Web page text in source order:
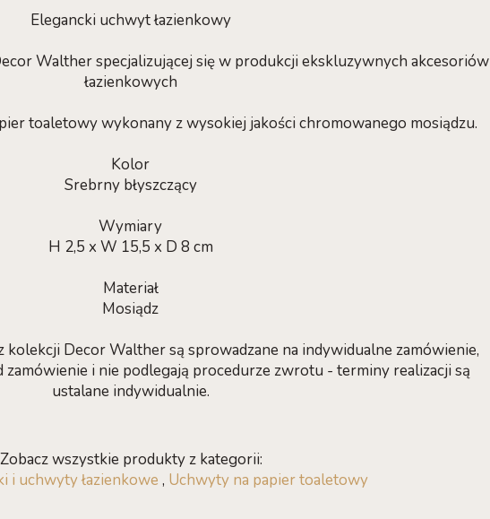
Elegancki uchwyt łazienkowy
Walther specjalizującej się w produkcji ekskluzywnych akcesoriów
łazienkowych
toaletowy wykonany z wysokiej jakości chromowanego mosiądzu.
Kolor
Srebrny błyszczący
Wymiary
H 2,5 x W 15,5 x D 8 cm
Materiał
Mosiądz
Decor Walther są sprowadzane na indywidualne zamówienie,
i nie podlegają procedurze zwrotu - terminy realizacji są
ustalane indywidualnie.
Zobacz wszystkie produkty z kategorii:
i uchwyty łazienkowe , Uchwyty na papier toaletowy